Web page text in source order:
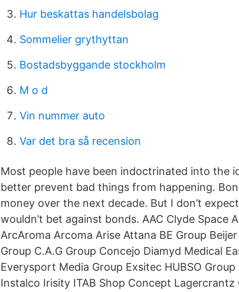
Hur beskattas handelsbolag
Sommelier grythyttan
Bostadsbyggande stockholm
M o d
Vin nummer auto
Var det bra så recension
Most people have been indoctrinated into the
better prevent bad things from happening.
money over the next decade. But I don’t
wouldn’t bet against bonds. AAC Clyde Space
ArcAroma Arcoma Arise Attana BE Group
Group C.A.G Group Concejo Diamyd Medical
Everysport Media Group Exsitec HUBSO
Instalco Irisity ITAB Shop Concept